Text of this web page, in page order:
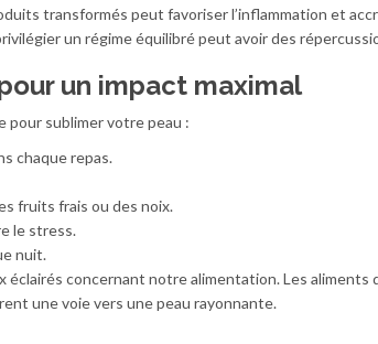
transformés peut favoriser l’inflammation et
un régime équilibré peut avoir des
un impact maximal
sublimer votre peau :
chaque repas.
fruits frais ou des noix.
le stress.
nuit.
éclairés concernant notre alimentation. Les aliments
une voie vers une peau rayonnante.